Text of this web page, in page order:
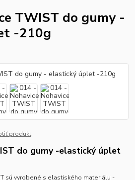
TWIST do gumy -
-210g
produkt
do gumy -elastický úplet
sú vyrobené s elastiského materiálu -